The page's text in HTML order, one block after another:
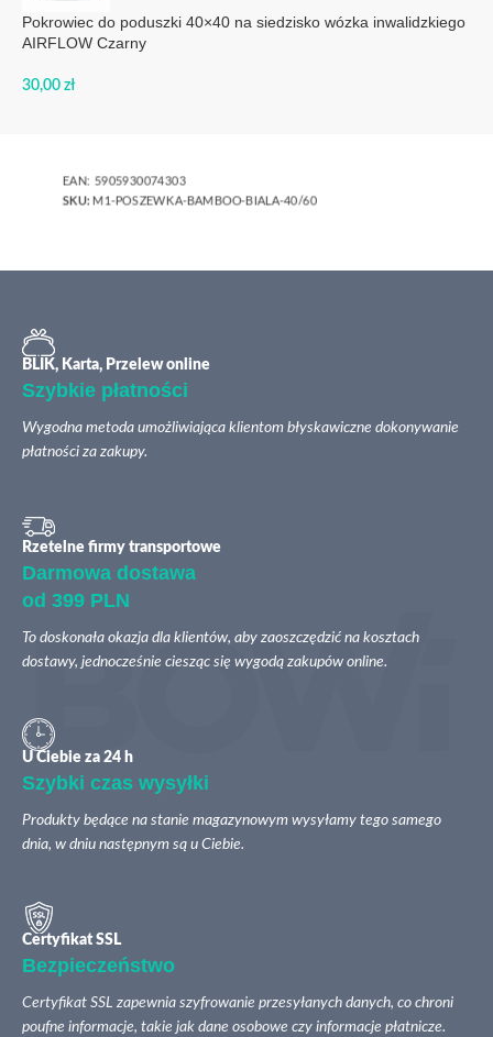
Pokrowiec do poduszki 40×40 na siedzisko wózka inwalidzkiego
AIRFLOW Czarny
30,00zł
EAN: 5905930074303
SKU: M1-POSZEWKA-BAMBOO-BIALA-40/60
BLIK, Karta, Przelew online
Szybkie płatności
Wygodna metoda umożliwiająca klientom błyskawiczne dokonywanie
płatności za zakupy.
Rzetelne firmy transportowe
Darmowa dostawa
od 399 PLN
To doskonała okazja dla klientów, aby zaoszczędzić na kosztach
dostawy, jednocześnie ciesząc się wygodą zakupów online.
U Ciebie za 24 h
Szybki czas wysyłki
Produkty będące na stanie magazynowym wysyłamy tego samego
dnia, w dniu następnym są u Ciebie.
Certyfikat SSL
Bezpieczeństwo
Certyfikat SSL zapewnia szyfrowanie przesyłanych danych, co chroni
poufne informacje, takie jak dane osobowe czy informacje płatnicze.